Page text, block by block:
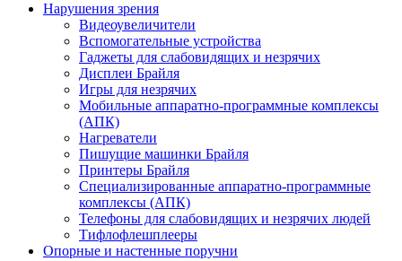
Нарушения зрения
Видеоувеличители
Вспомогательные устройства
Гаджеты для слабовидящих и незрячих
Дисплеи Брайля
Игры для незрячих
Мобильные аппаратно-программные комплексы
(АПК)
Нагреватели
Пишущие машинки Брайля
Принтеры Брайля
Специализированные аппаратно-программные
комплексы (АПК)
Телефоны для слабовидящих и незрячих людей
Тифлофлешплееры
Опорные и настенные поручни